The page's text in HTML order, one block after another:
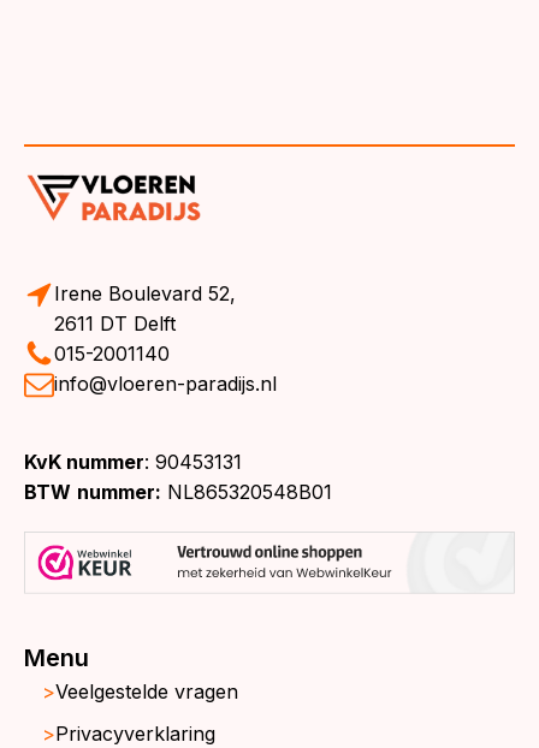
Irene Boulevard 52,
2611 DT Delft
015-2001140
info@vloeren-paradijs.nl
KvK nummer: 90453131
BTW nummer: NL865320548B01
Menu
Veelgestelde vragen
Privacyverklaring